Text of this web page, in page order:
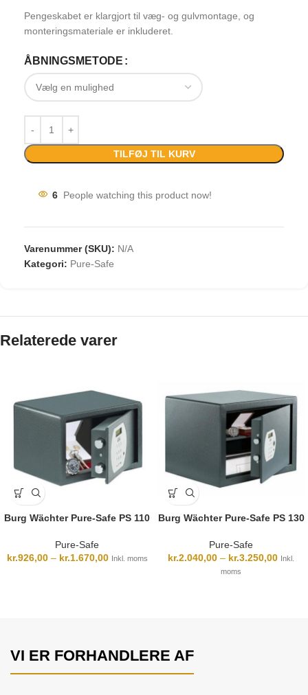
Pengeskabet er klargjort til væg- og gulvmontage, og
monteringsmateriale er inkluderet.
ÅBNINGSMETODE
TILFØJ TIL KURV
6 People watching this product now!
Varenummer (SKU): N/A
Kategori: Pure-Safe
Relaterede varer
Burg Wächter Pure-Safe PS 110
Pure-Safe
kr.926,00– kr.1.670,00 Inkl. moms
Burg Wächter Pure-Safe PS 130
Pure-Safe
kr.2.040,00 – kr.3.250,00 Inkl.
moms
VI ER FORHANDLERE AF